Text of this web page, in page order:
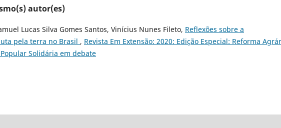
autor(es)
Lucas Silva Gomes Santos, Vinícius Nunes Fileto, Reflexões sobre a
pela terra no Brasil , Revista Em Extensão: 2020: Edição Especial: Reforma
Solidária em debate